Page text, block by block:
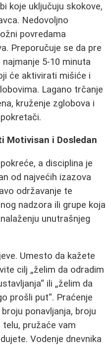
koje uključuju skokove,
Nedovoljno
povredama
Preporučuje se da pre
5-10 minutа
će aktivirati mišiće i
Lagano trčanje
kruženje zglobova i
Motivisan i Dosledan
a disciplina je
od najvećih izazova
održavanje te
nadzora ili grupe koja
unutrašnjeg
Umesto da kažete
cilj „želim da odradim
ili „želim da
prošli put“. Praćenje
ponavljanja, broju
pružaće vam
Vodenje dnevnika